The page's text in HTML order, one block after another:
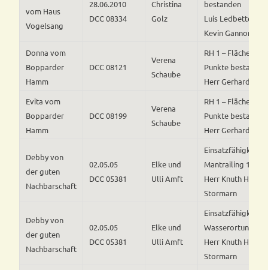
vom Haus
Vogelsang
28.06.2010
DCC 08334
Christina
Golz
bestanden
Luis
Kevin
Donna vom
Bopparder
Hamm
DCC 08121
Verena
Schaube
RH 1 –
Punkte
Herr Gerhard
Evita vom
Bopparder
Hamm
DCC 08199
Verena
Schaube
RH 1 –
Punkte bestanden
Herr Gerhard
Debby von
der guten
Nachbarschaft
02.05.05
DCC 05381
Elke und
Ulli Amft
Einsatzfähigkeit
Mantrailing 1
Herr Knuth
Stormarn
Debby von
der guten
Nachbarschaft
02.05.05
DCC 05381
Elke und
Ulli Amft
Einsatzfähigkeit
Wasserortung
Herr Knuth
Stormarn